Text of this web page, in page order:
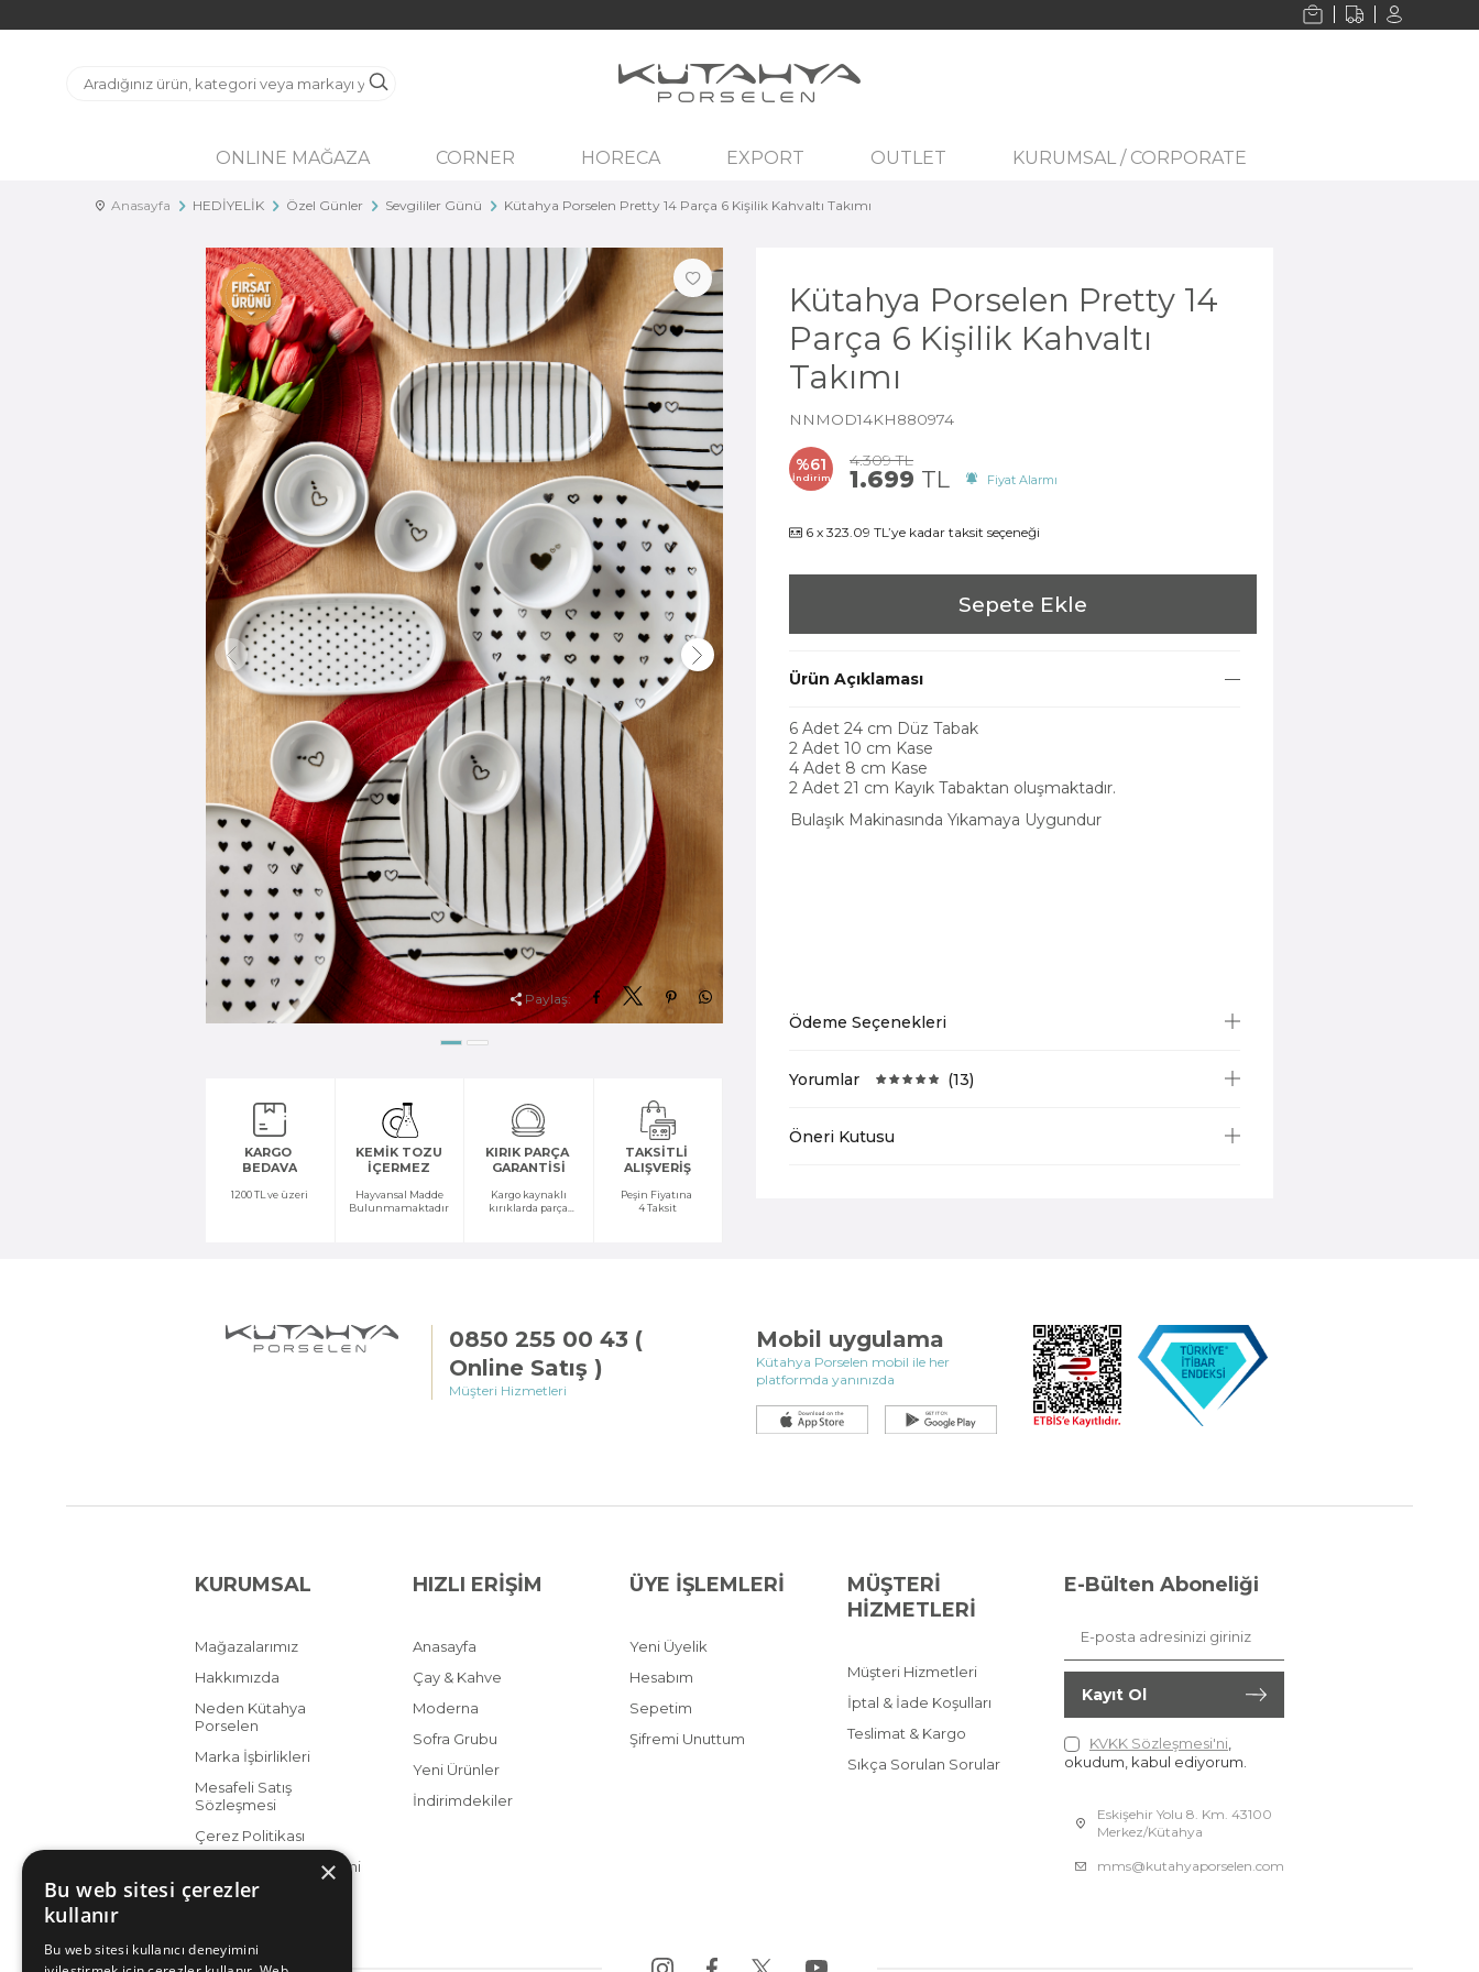
ONLINE MAĞAZA CORNER HORECA EXPORT OUTLET KURUMSAL / CORPORATE
Anasayfa HEDİYELİK Özel Günler Sevgililer Günü Kütahya Porselen Pretty 14 Parça 6 Kişilik Kahvaltı Takımı
Paylaş:
KARGO
BEDAVA
1200 TL ve üzeri
KEMİK TOZU
İÇERMEZ
Hayvansal Madde
Bulunmamaktadır
KIRIK PARÇA
GARANTİSİ
Kargo kaynaklı
kırıklarda parça
TAKSİTLİ
ALIŞVERİŞ
Peşin Fiyatına
4 Taksit
Kütahya Porselen Pretty 14
Parça 6 Kişilik Kahvaltı
Takımı
NNMOD14KH880974
%61
İndirim
4.309TL
1.699 TL Fiyat Alarmı
6 x 323.09 TL’ye kadar taksit seçeneği
Sepete Ekle
Ürün Açıklaması
6 Adet 24 cm Düz Tabak
2 Adet 10 cm Kase
4 Adet 8 cm Kase
2 Adet 21 cm Kayık Tabaktan oluşmaktadır.
Bulaşık Makinasında Yıkamaya Uygundur
Ödeme Seçenekleri
Yorumlar (13)
Öneri Kutusu
0850 255 00 43 (
Online Satış )
Müşteri Hizmetleri
Mobil uygulama
Kütahya Porselen mobil ile her
platformda yanınızda
KURUMSAL
Mağazalarımız
Hakkımızda
Neden Kütahya
Porselen
Marka İşbirlikleri
Mesafeli Satış
Sözleşmesi
Çerez Politikası
KVKK Aydınlatma Metni
HIZLI ERİŞİM
Anasayfa
Çay & Kahve
Moderna
Sofra Grubu
Yeni Ürünler
İndirimdekiler
ÜYE İŞLEMLERİ
Yeni Üyelik
Hesabım
Sepetim
Şifremi Unuttum
MÜŞTERİ
HİZMETLERİ
Müşteri Hizmetleri
İptal & İade Koşulları
Teslimat & Kargo
Sıkça Sorulan Sorular
E-Bülten Aboneliği
Kayıt Ol
KVKK Sözleşmesi'ni
okudum, kabul ediyorum.
Eskişehir Yolu 8. Km. 43100
Merkez/Kütahya
mms@kutahyaporselen.com
×
Bu web sitesi çerezler
kullanır
Bu web sitesi kullanıcı deneyimini